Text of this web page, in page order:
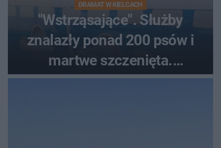
DRAMAT W KIELCACH
"Wstrząsające". Służby
znalazły ponad 200 psów i
martwe szczenięta.
Zatrzymano 35-latka